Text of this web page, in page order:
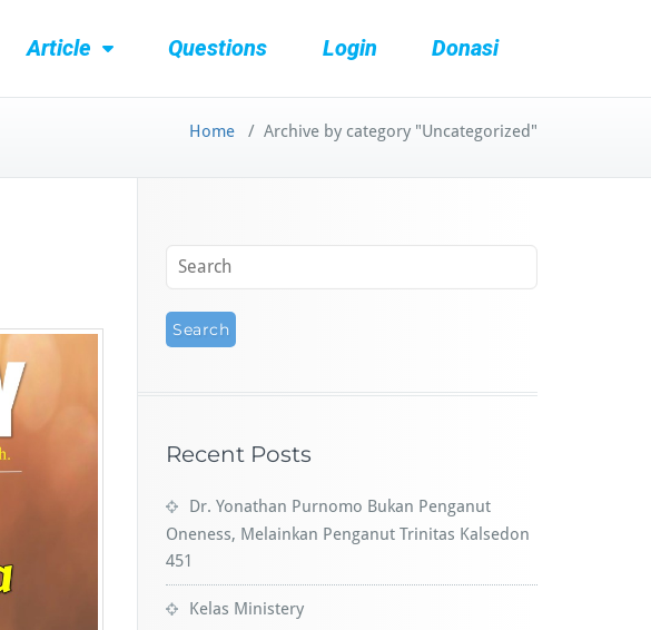
Article Questions Login Donasi
Home / Archive by category "Uncategorized"
Recent Posts
Dr. Yonathan Purnomo Bukan Penganut
Oneness, Melainkan Penganut Trinitas Kalsedon
451
Kelas Ministery